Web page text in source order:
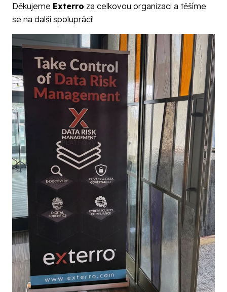
Děkujeme Exterro za celkovou organizaci a těšíme
se na další spolupráci!